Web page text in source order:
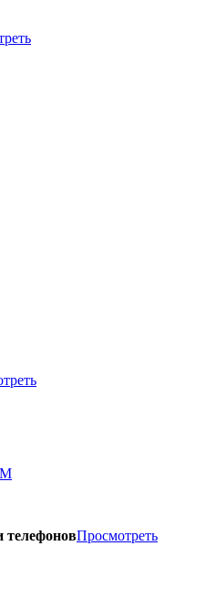
телефоновПросмотреть